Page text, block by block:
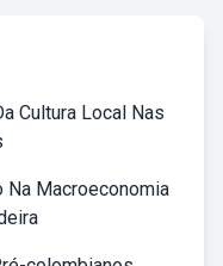
Cultura Local Nas
Macroeconomia